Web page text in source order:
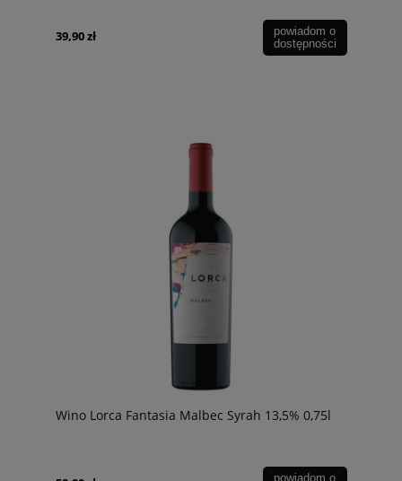
39,90 zł
powiadom o
dostępności
Wino Lorca Fantasia Malbec Syrah 13,5% 0,75l
powiadom o